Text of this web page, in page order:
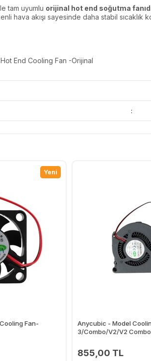
tam uyumlu orijinal hot end soğutma
hava akışı sayesinde daha stabil sıcaklık
End Cooling Fan -Orijinal
:
Yeni
Fan-
Anycubic - Model
3/Combo/V2/V2
855,00 TL